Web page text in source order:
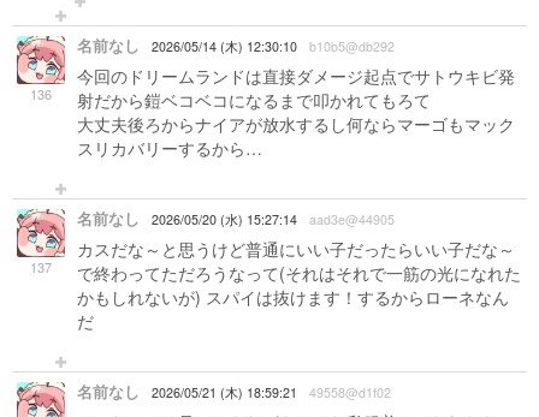
136
名前なし 2026/05/14 (木) 12:30:10 b10b5@db292
今回のドリームランドは直接ダメージ起点でサトウキビ発
射だから鎧ベコベコになるまで叩かれてもろて
大丈夫後ろからナイアが放水するし何ならマーゴもマック
スリカバリーするから…
137
名前なし 2026/05/20 (水) 15:27:14 aad3e@44905
カスだな～と思うけど普通にいい子だったらいい子だな～
で終わってただろうなって(それはそれで一筋の光になれた
かもしれないが) スパイは抜けます！するからローネなん
だ
名前なし 2026/05/21 (木) 18:59:21 49558@d1f02